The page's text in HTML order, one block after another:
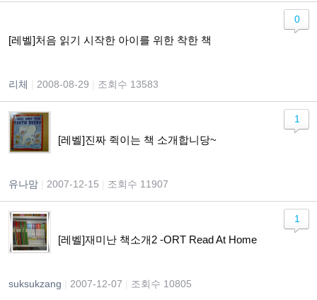
[레벨]처음 읽기 시작한 아이를 위한 착한 책
리체 2008-08-29 조회수 13583
0
[레벨]진짜 쥑이는 책 소개합니당~
유나맘 2007-12-15 조회수 11907
1
[레벨]재미난 책소개2 -ORT Read At Home
suksukzang 2007-12-07 조회수 10805
1